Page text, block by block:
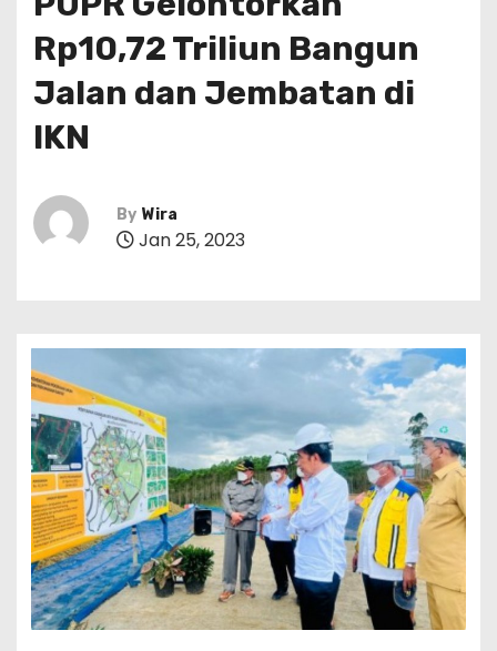
Rp10,72 Triliun Bangun
Jalan dan Jembatan di
IKN
By Wira
Jan 25, 2023